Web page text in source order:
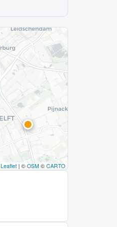
Leaflet | © OSM © CARTO